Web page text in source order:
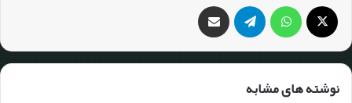
نوشته های مشابه